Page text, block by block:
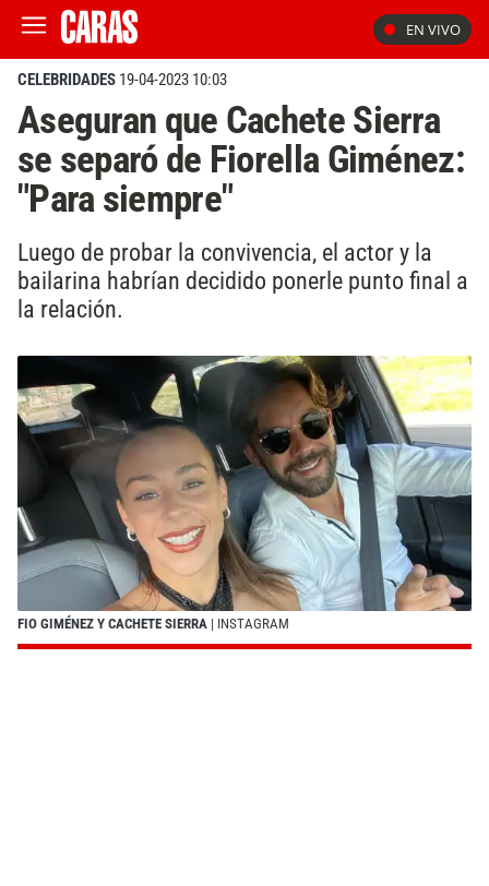
EN VIVO
CELEBRIDADES 19-04-2023 10:03
Aseguran que Cachete Sierra
se separó de Fiorella Giménez:
"Para siempre"
Luego de probar la convivencia, el actor y la
bailarina habrían decidido ponerle punto final a
la relación.
FIO GIMÉNEZ Y CACHETE SIERRA | INSTAGRAM